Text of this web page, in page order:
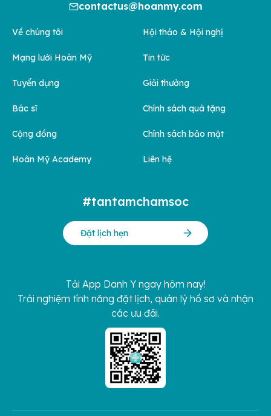
contactus@hoanmy.com
Về chúng tôi
Mạng lưới Hoàn Mỹ
Tuyển dụng
Bác sĩ
Cộng đồng
Hoàn Mỹ Academy
Hội thảo & Hội nghị
Tin tức
Giải thưởng
Chính sách quà tặng
Chính sách bảo mật
Liên hệ
#tantamchamsoc
Đặt lịch hẹn
Tải App Danh Y ngay hôm nay!
Trải nghiệm tính năng đặt lịch, quản lý hồ sơ và nhận
các ưu đãi.